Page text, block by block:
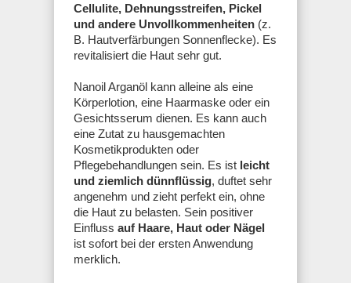
Cellulite, Dehnungsstreifen, Pickel
und andere Unvollkommenheiten (z.
B. Hautverfärbungen Sonnenflecke). Es
revitalisiert die Haut sehr gut.
Nanoil Arganöl kann alleine als eine
Körperlotion, eine Haarmaske oder ein
Gesichtsserum dienen. Es kann auch
eine Zutat zu hausgemachten
Kosmetikprodukten oder
Pflegebehandlungen sein. Es ist leicht
und ziemlich dünnflüssig, duftet sehr
angenehm und zieht perfekt ein, ohne
die Haut zu belasten. Sein positiver
Einfluss auf Haare, Haut oder Nägel
ist sofort bei der ersten Anwendung
merklich.